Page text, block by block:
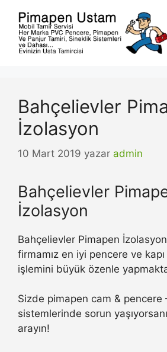
Bahçelievler
İzolasyon
10 Mart 2019 yazar admin
Bahçelievler
İzolasyon
Bahçelievler Pimapen
firmamız en iyi pencere ve
işlemini büyük özenle
Sizde pimapen cam & pencere
sistemlerinde sorun
arayın!